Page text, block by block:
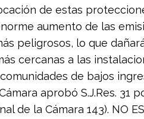
de estas
aumento de las
peligrosos, lo que
cercanas a las
de bajos
aprobó S.J.Res. 31
de la Cámara 143). NO